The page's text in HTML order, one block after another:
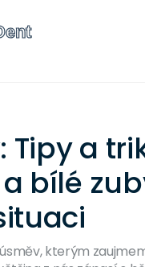
Tipy a
bílé
kterým